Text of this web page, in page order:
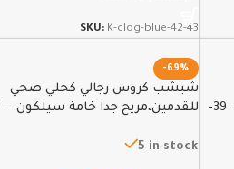
SKU: K-clog-blue-42-43
للقدمين،مريح جدا خامة سيلكون. – 39-
-69%
شبشب كروس رجالي كحلي صحي
5 in stock